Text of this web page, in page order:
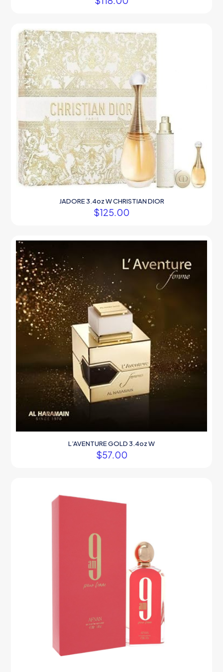
JADORE 3.4oz W CHRISTIAN DIOR
$125.00
L’AVENTURE GOLD 3.4oz W
$57.00